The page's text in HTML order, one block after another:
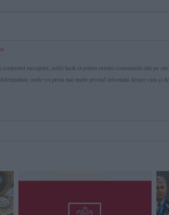
mesajului, astfel încât să putem urmări comentariile tale pe
unde vei primi mai multe privind informaţii despre cum și de